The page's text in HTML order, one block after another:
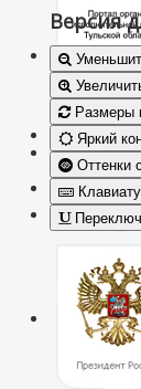
Версия
Размеры
Яркий
Оттенки